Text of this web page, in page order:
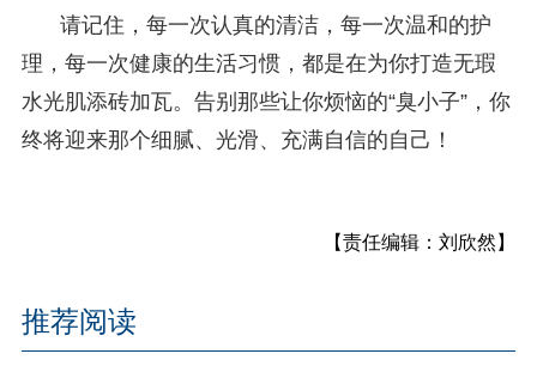
请记住，每一次认真的清洁，每一次温和的护
理，每一次健康的生活习惯，都是在为你打造无瑕
水光肌添砖加瓦。告别那些让你烦恼的“臭小子”，你
终将迎来那个细腻、光滑、充满自信的自己！
【责任编辑：刘欣然】
推荐阅读